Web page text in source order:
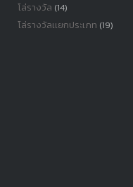
โล่รางวัล (14)
โล่รางวัลเเยกประเภท (19)